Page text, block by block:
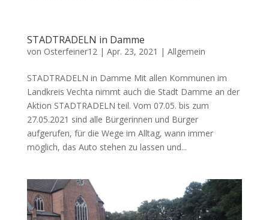
STADTRADELN in Damme
von Osterfeiner12 | Apr. 23, 2021 | Allgemein
STADTRADELN in Damme Mit allen Kommunen im
Landkreis Vechta nimmt auch die Stadt Damme an der
Aktion STADTRADELN teil. Vom 07.05. bis zum
27.05.2021 sind alle Bürgerinnen und Bürger
aufgerufen, für die Wege im Alltag, wann immer
möglich, das Auto stehen zu lassen und...